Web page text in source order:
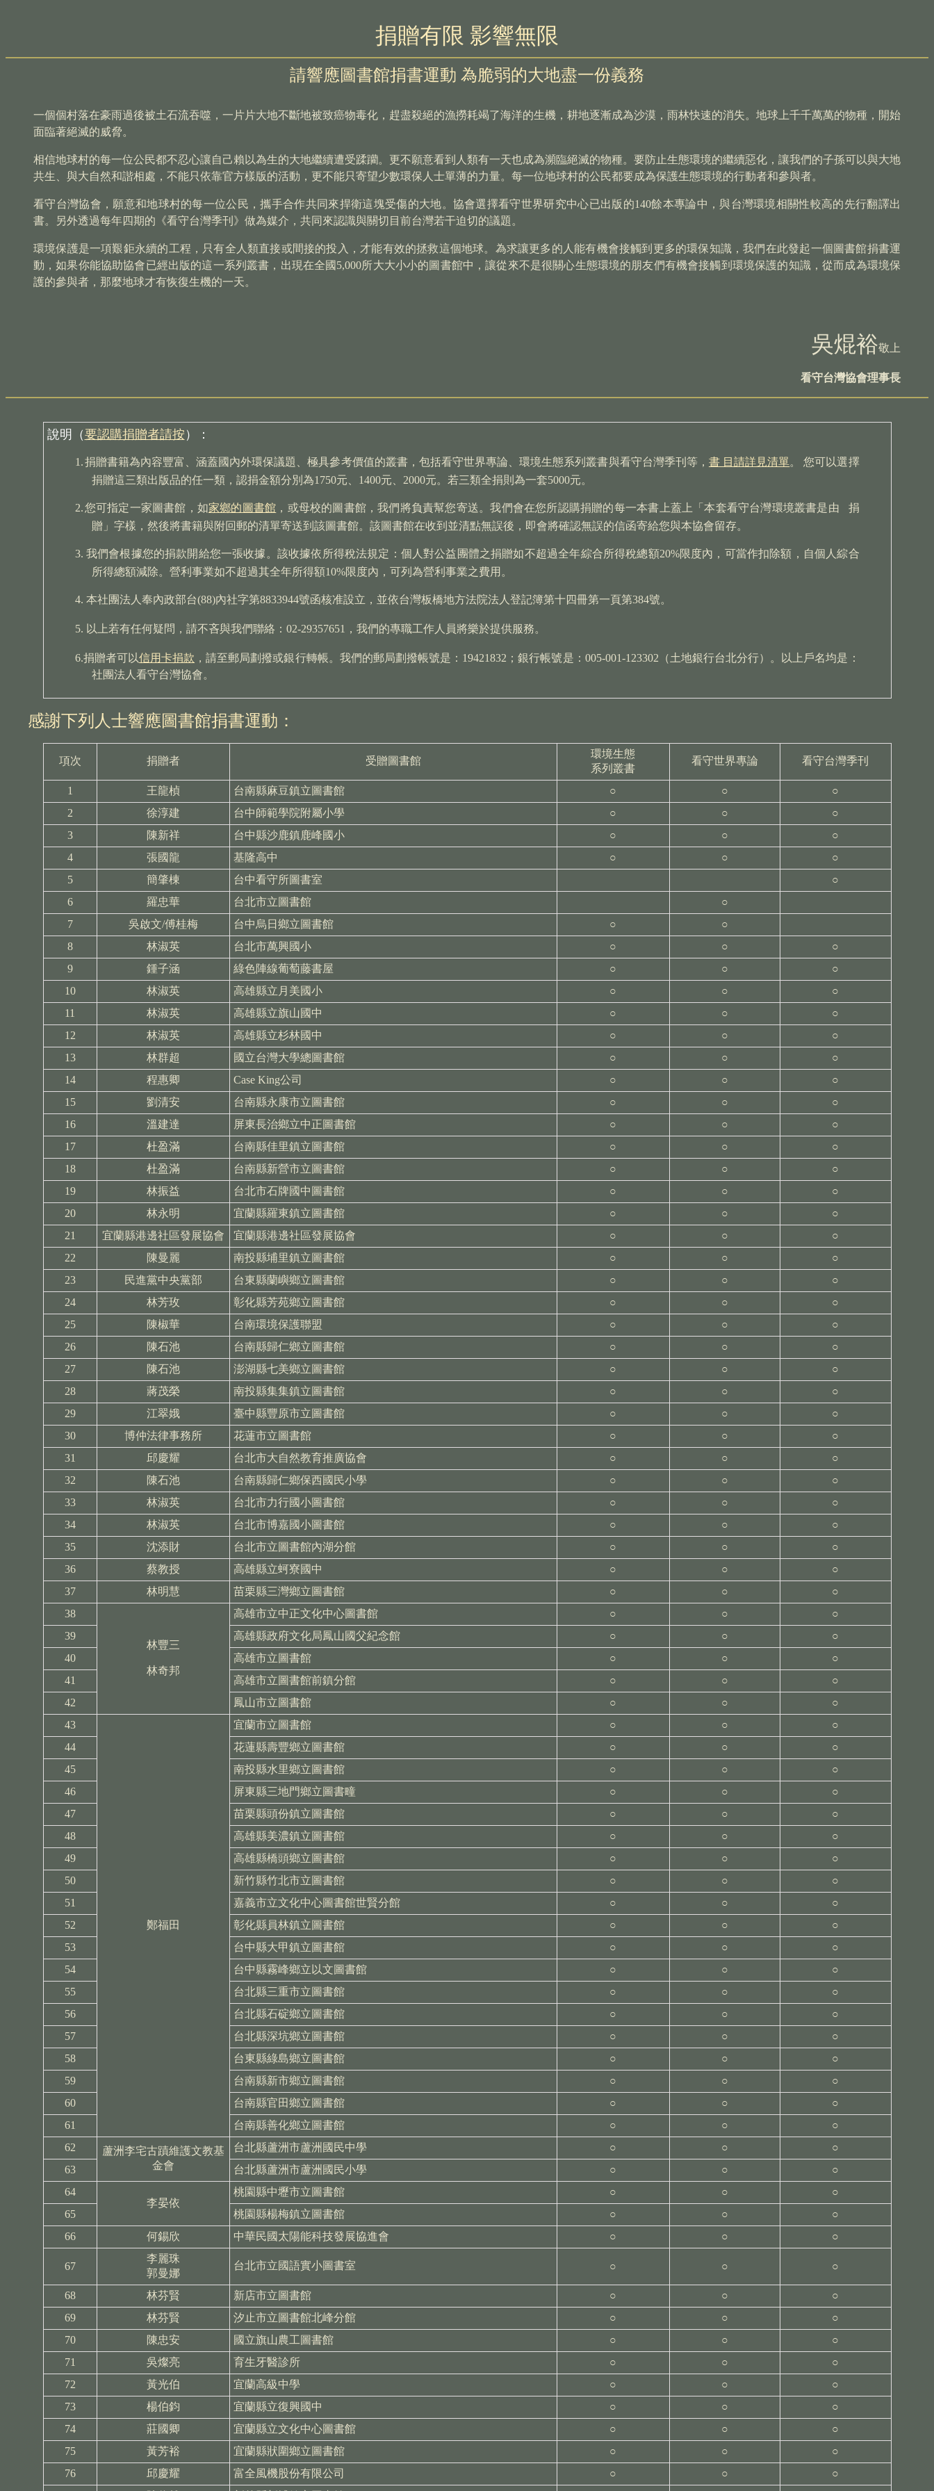
捐贈有限 影響無限
請響應圖書館捐書運動 為脆弱的大地盡一份義務
一個個村落在豪雨過後被土石流吞噬，一片片大地不斷地被致癌物毒化，趕盡殺絕的漁撈耗竭了海洋的生機，耕地逐漸成為沙漠，雨林快速的消失。地球上千千萬萬的物種，開始
面臨著絕滅的威脅。
相信地球村的每一位公民都不忍心讓自己賴以為生的大地繼續遭受蹂躪。更不願意看到人類有一天也成為瀕臨絕滅的物種。要防止生態環境的繼續惡化，讓我們的子孫可以與大地
共生、與大自然和諧相處，不能只依靠官方樣版的活動，更不能只寄望少數環保人士單薄的力量。每一位地球村的公民都要成為保護生態環境的行動者和參與者。
看守台灣協會，願意和地球村的每一位公民，攜手合作共同來捍衛這塊受傷的大地。協會選擇看守世界研究中心已出版的140餘本專論中，與台灣環境相關性較高的先行翻譯出
書。另外透過每年四期的《看守台灣季刊》做為媒介，共同來認識與關切目前台灣若干迫切的議題。
環境保護是一項艱鉅永續的工程，只有全人類直接或間接的投入，才能有效的拯救這個地球。為求讓更多的人能有機會接觸到更多的環保知識，我們在此發起一個圖書館捐書運
動，如果你能協助協會已經出版的這一系列叢書，出現在全國 5,000所大大小小的圖書館中，讓從來不是很關心生態環境的朋友們有機會接觸到環境保護的知識，從而成為環境保
護的參與者，那麼地球才有恢復生機的一天。
吳焜裕敬上
看守台灣協會理事長
說明（要認購捐贈者請按 ） ：
1.捐贈書籍為內容豐富、涵蓋國內外環保議題、極具參考價值的叢書，包括看守世界專論、環境生態系列叢書與看守台灣季刊等， 書 目請詳見清單。 您可以選擇
捐贈這三類出版品的任一類，認捐金額分別為1750元、1400元、2000元。若三類全捐則為一套5000元。
2.您可指定一家圖書館，如家鄉的圖書館 ，或母校的圖書館，我們將負責幫您寄送。我們會在您所認購捐贈的每一本書上蓋上「本套看守台灣環境叢書是由
捐
贈」字樣，然後將書籍與附回郵的清單寄送到該圖書館。該圖書館在收到並清點無誤後，即會將確認無誤的信函寄給您與本協會留存。
3. 我們會根據您的捐款開給您一張收據。該收據依所得稅法規定：個人對公益團體之捐贈如不超過全年綜合所得稅總額20%限度內，可當作扣除額，自個人綜合
所得總額減除。營利事業如不超過其全年所得額10%限度內，可列為營利事業之費用。
4. 本社團法人奉內政部台(88)內社字第8833944號函核准設立，並依台灣板橋地方法院法人登記簿第十四冊第一頁第384號。
5. 以上若有任何疑問，請不吝與我們聯絡： 02-29357651，我們的專職工作人員將樂於提供服務。
6.捐贈者可以信用卡捐款 ，請至郵局劃撥或銀行轉帳。我們的郵局劃撥帳號是：19421832；銀行帳號是：005-001-123302（土地銀行台北分行）。以上戶名均是：
社團法人看守台灣協會。
感謝下列人士響應圖書館捐書運動：
項次 捐贈者 受贈圖書館
環境生態
系列叢書
看守世界專論 看守台灣季刊
1 王龍楨 台南縣麻豆鎮立圖書館 ○ ○
○
2
徐淳建 台中師範學院附屬小學 ○ ○
○
3
陳新祥 台中縣沙鹿鎮鹿峰國小 ○ ○
○
4
張國龍 基隆高中 ○ ○
○
5
簡肇棟 台中看守所圖書室
○
6
羅忠華 台北市立圖書館
○
7
吳啟文/傅桂梅 台中烏日鄉立圖書館 ○
○
8
林淑英 台北市萬興國小 ○ ○
○
9
鍾子涵 綠色陣線葡萄藤書屋 ○ ○
○
10
林淑英 高雄縣立月美國小 ○ ○
○
11
林淑英 高雄縣立旗山國中 ○ ○
○
12
林淑英 高雄縣立杉林國中 ○ ○
○
13
林群超 國立台灣大學總圖書館 ○ ○
○
14
程惠卿 Case King公司 ○ ○
○
15
劉清安 台南縣永康市立圖書館 ○ ○
○
16
溫建達 屏東長治鄉立中正圖書館 ○ ○
○
17
杜盈滿 台南縣佳里鎮立圖書館 ○ ○
○
18
杜盈滿 台南縣新營市立圖書館 ○ ○
○
19
林振益 台北市石牌國中圖書館 ○ ○
○
20
林永明 宜蘭縣羅東鎮立圖書館 ○ ○
○
21
宜蘭縣港邊社區發展協會 宜蘭縣港邊社區發展協會 ○ ○
○
22
陳曼麗 南投縣埔里鎮立圖書館 ○ ○
○
23
民進黨中央黨部 台東縣蘭嶼鄉立圖書館 ○ ○
○
24
林芳玫 彰化縣芳苑鄉立圖書館 ○ ○
○
25
陳椒華 台南環境保護聯盟 ○ ○
○
26
陳石池 台南縣歸仁鄉立圖書館 ○ ○
○
27
陳石池 澎湖縣七美鄉立圖書館 ○ ○
○
28
蔣茂榮 南投縣集集鎮立圖書館 ○ ○
○
29
江翠娥 臺中縣豐原市立圖書館 ○ ○
○
30
博仲法律事務所 花蓮市立圖書館 ○ ○
○
31
邱慶耀 台北市大自然教育推廣協會 ○ ○
○
32
陳石池 台南縣歸仁鄉保西國民小學 ○ ○
○
33
林淑英 台北市力行國小圖書館 ○ ○
○
34
林淑英 台北市博嘉國小圖書館 ○ ○
○
35
沈添財 台北市立圖書館內湖分館 ○ ○
○
36
蔡教授 高雄縣立蚵寮國中 ○ ○
○
37
林明慧 苗栗縣三灣鄉立圖書館 ○ ○
○
38
林豐三
林奇邦
高雄市立中正文化中心圖書館 ○ ○
○
39
高雄縣政府文化局鳳山國父紀念館 ○ ○
○
40
高雄市立圖書館 ○ ○
○
41
高雄市立圖書館前鎮分館 ○ ○
○
42
鳳山市立圖書館 ○ ○
○
43
鄭福田
宜蘭市立圖書館 ○ ○
○
44
花蓮縣壽豐鄉立圖書館 ○ ○
○
45
南投縣水里鄉立圖書館 ○ ○
○
46
屏東縣三地門鄉立圖書疃 ○ ○
○
47
苗栗縣頭份鎮立圖書館 ○ ○
○
48
高雄縣美濃鎮立圖書館 ○ ○
○
49
高雄縣橋頭鄉立圖書館 ○ ○
○
50
新竹縣竹北市立圖書館 ○ ○
○
51
嘉義市立文化中心圖書館世賢分館 ○ ○
○
52
彰化縣員林鎮立圖書館 ○ ○
○
53
台中縣大甲鎮立圖書館 ○ ○
○
54
台中縣霧峰鄉立以文圖書館 ○ ○
○
55
台北縣三重市立圖書館 ○ ○
○
56
台北縣石碇鄉立圖書館 ○ ○
○
57
台北縣深坑鄉立圖書館 ○ ○
○
58
台東縣綠島鄉立圖書館 ○ ○
○
59
台南縣新市鄉立圖書館 ○ ○
○
60
台南縣官田鄉立圖書館 ○ ○
○
61
台南縣善化鄉立圖書館 ○ ○
○
62
蘆洲李宅古蹟維護文教基
金會
台北縣蘆洲市蘆洲國民中學 ○ ○
○
63
台北縣蘆洲市蘆洲國民小學 ○ ○
○
64
李晏依
桃園縣中壢市立圖書館 ○ ○
○
65
桃園縣楊梅鎮立圖書館 ○ ○
○
66
何錫欣 中華民國太陽能科技發展協進會 ○ ○ ○
67
李麗珠
郭曼娜
台北市立國語實小圖書室 ○ ○ ○
68 林芬賢 新店市立圖書館 ○ ○
○
69
林芬賢 汐止市立圖書館北峰分館 ○ ○
○
70
陳忠安 國立旗山農工圖書館 ○ ○
○
71
吳燦亮 育生牙醫診所 ○ ○
○
72
黃光伯 宜蘭高級中學 ○ ○
○
73
楊伯鈞 宜蘭縣立復興國中 ○ ○
○
74
莊國卿 宜蘭縣立文化中心圖書館 ○ ○
○
75
黃芳裕 宜蘭縣狀圍鄉立圖書館 ○ ○
○
76
邱慶耀 富全風機股份有限公司 ○ ○
○